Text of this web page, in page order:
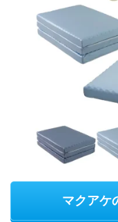
マクアケ